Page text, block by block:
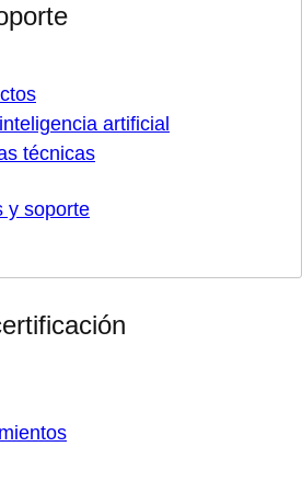
artificial
técnicas
y soporte